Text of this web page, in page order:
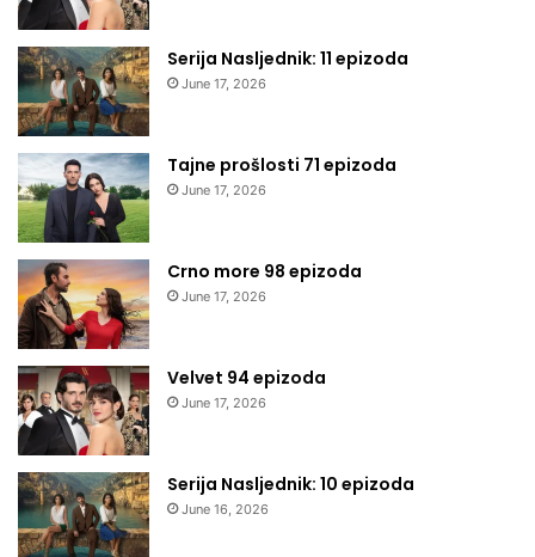
Serija Nasljednik: 11 epizoda
June 17, 2026
Tajne prošlosti 71 epizoda
June 17, 2026
Crno more 98 epizoda
June 17, 2026
Velvet 94 epizoda
June 17, 2026
Serija Nasljednik: 10 epizoda
June 16, 2026